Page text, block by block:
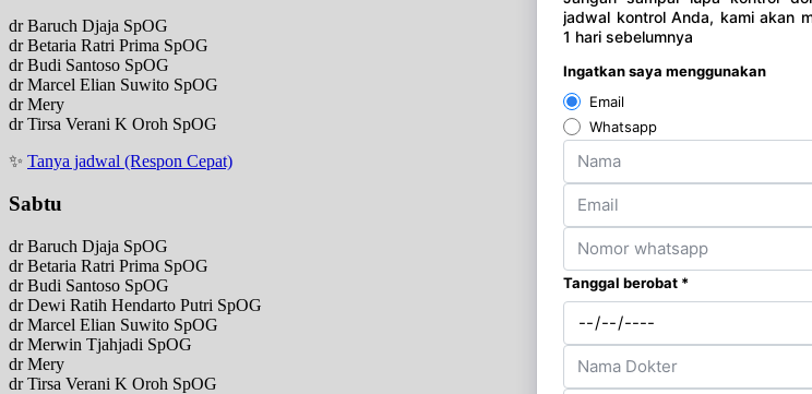
dr Baruch Djaja SpOG
dr Betaria Ratri Prima SpOG
dr Budi Santoso SpOG
dr Marcel Elian Suwito SpOG
dr Mery
dr Tirsa Verani K Oroh SpOG
✨ Tanya jadwal (Respon Cepat)
Sabtu
dr Baruch Djaja SpOG
dr Betaria Ratri Prima SpOG
dr Budi Santoso SpOG
dr Dewi Ratih Hendarto Putri SpOG
dr Marcel Elian Suwito SpOG
dr Merwin Tjahjadi SpOG
dr Mery
dr Tirsa Verani K Oroh SpOG